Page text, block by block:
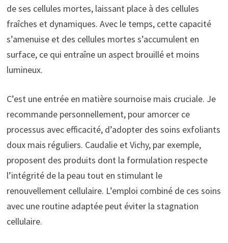
de ses cellules mortes, laissant place à des cellules
fraîches et dynamiques. Avec le temps, cette capacité
s’amenuise et des cellules mortes s’accumulent en
surface, ce qui entraîne un aspect brouillé et moins
lumineux.
C’est une entrée en matière sournoise mais cruciale. Je
recommande personnellement, pour amorcer ce
processus avec efficacité, d’adopter des soins exfoliants
doux mais réguliers. Caudalie et Vichy, par exemple,
proposent des produits dont la formulation respecte
l’intégrité de la peau tout en stimulant le
renouvellement cellulaire. L’emploi combiné de ces soins
avec une routine adaptée peut éviter la stagnation
cellulaire.